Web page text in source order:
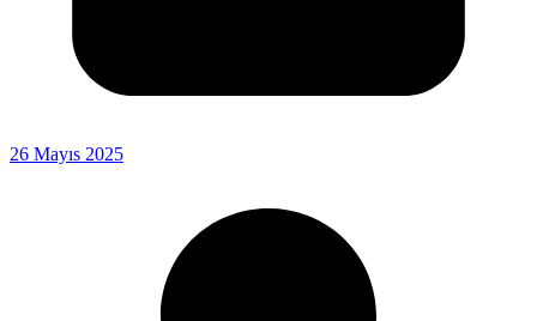
26 Mayıs 2025